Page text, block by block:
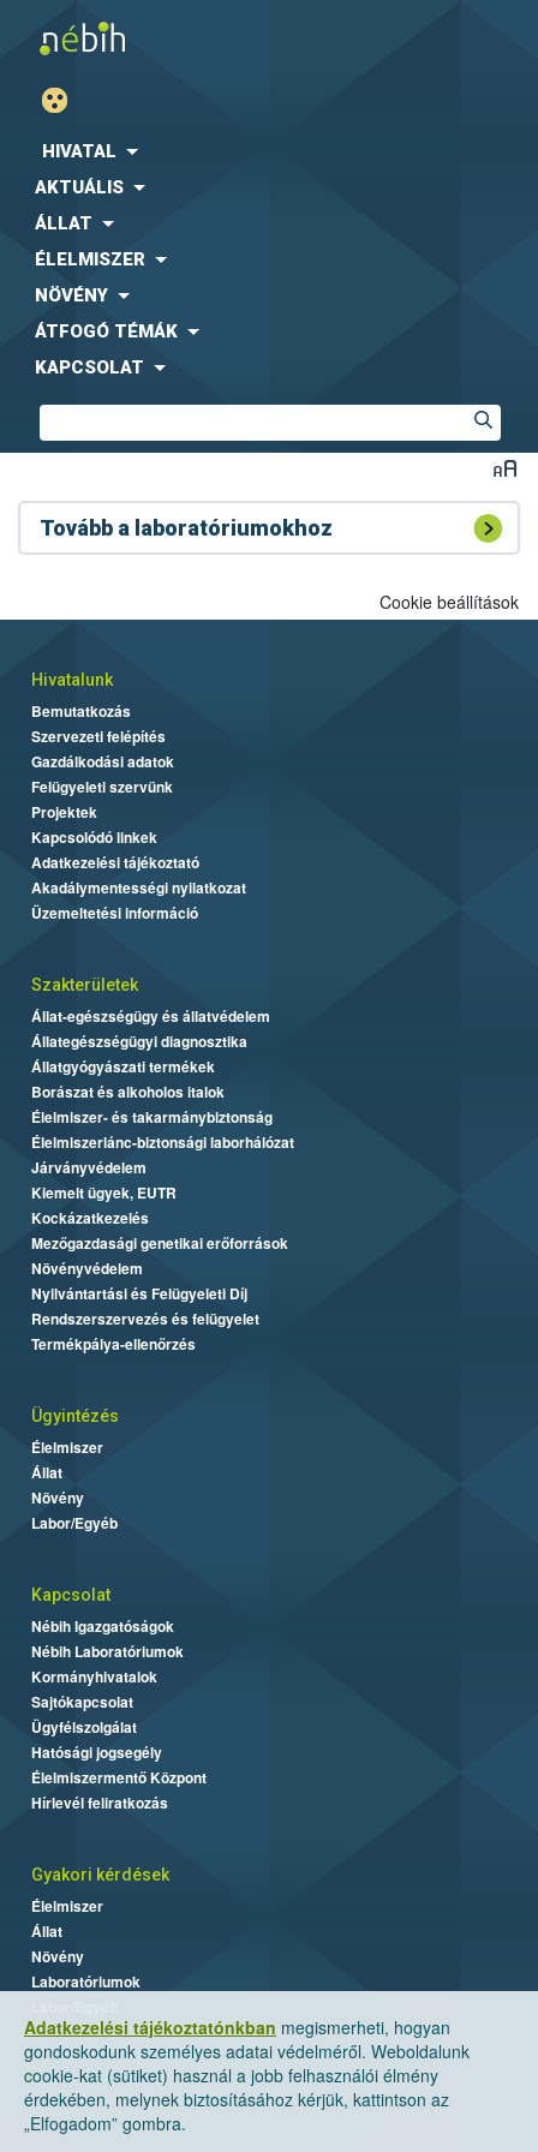
HIVATAL
AKTUÁLIS
ÁLLAT
ÉLELMISZER
NÖVÉNY
ÁTFOGÓ TÉMÁK
KAPCSOLAT
Tovább a laboratóriumokhoz
Adatkezelési tájékoztatónkban megismerheti, hogyan
gondoskodunk személyes adatai védelméről. Weboldalunk
cookie-kat (sütiket) használ a jobb felhasználói élmény
érdekében, melynek biztosításához kérjük, kattintson az
„Elfogadom” gombra.
Cookie beállítások
Hivatalunk
Bemutatkozás
Szervezeti felépítés
Gazdálkodási adatok
Felügyeleti szervünk
Projektek
Kapcsolódó linkek
Adatkezelési tájékoztató
Akadálymentességi nyilatkozat
Üzemeltetési információ
Szakterületek
Állat-egészségügy és állatvédelem
Állategészségügyi diagnosztika
Állatgyógyászati termékek
Borászat és alkoholos italok
Élelmiszer- és takarmánybiztonság
Élelmiszerlánc-biztonsági laborhálózat
Járványvédelem
Kiemelt ügyek, EUTR
Kockázatkezelés
Mezőgazdasági genetikai erőforrások
Növényvédelem
Nyilvántartási és Felügyeleti Díj
Rendszerszervezés és felügyelet
Termékpálya-ellenőrzés
Ügyintézés
Élelmiszer
Állat
Növény
Labor/Egyéb
Kapcsolat
Nébih Igazgatóságok
Nébih Laboratóriumok
Kormányhivatalok
Sajtókapcsolat
Ügyfélszolgálat
Hatósági jogsegély
Élelmiszermentő Központ
Hírlevél feliratkozás
Gyakori kérdések
Élelmiszer
Állat
Növény
Laboratóriumok